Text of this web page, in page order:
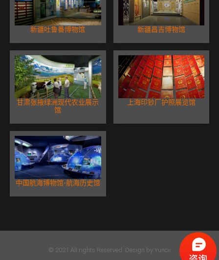
新疆吐鲁番博物馆 新疆昌吉博物馆
甘肃张掖绿洲现代农业展示
馆
上海印钞厂护照展览馆
中国航海博物馆-航海历史馆
© 2021 All rights Reserved. Design by Yuncii